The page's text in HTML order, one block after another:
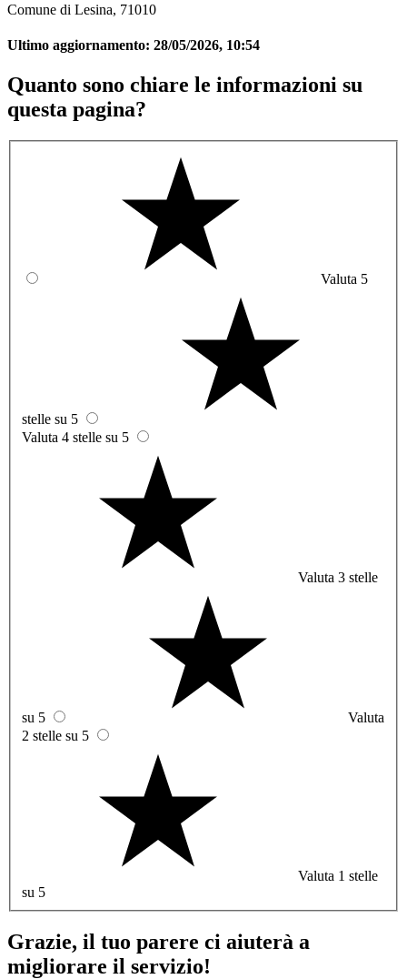
Comune di Lesina, 71010
Ultimo aggiornamento: 28/05/2026, 10:54
Quanto sono chiare le informazioni su
questa pagina?
Valuta 5
stelle su 5
Valuta 4 stelle su 5
Valuta 3 stelle
su 5
Valuta
2 stelle su 5
Valuta 1 stelle
su 5
Grazie, il tuo parere ci aiuterà a
migliorare il servizio!